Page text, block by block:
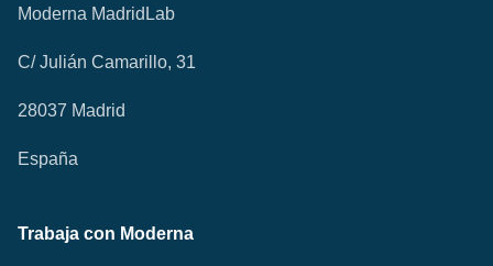
Moderna MadridLab
C/ Julián Camarillo, 31
28037 Madrid
España
Trabaja con Moderna